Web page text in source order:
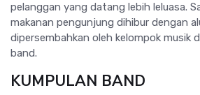
pelanggan yang datang lebih leluasa.
makanan pengunjung dihibur dengan
dipersembahkan oleh kelompok musik
band.
KUMPULAN BAND